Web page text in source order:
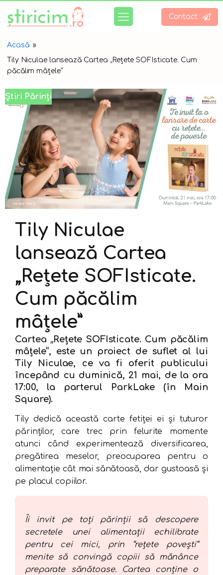
Contact
Acasă »
Tily Niculae lansează Cartea „Rețete SOFIsticate. Cum
păcălim mâțele”
Știri Părinți
Tily Niculae
lansează Cartea
„Rețete SOFIsticate.
Cum păcălim
mâțele”
Cartea „Rețete SOFIsticate. Cum păcălim
mâțele”, este un proiect de suflet al lui
Tily Niculae, ce va fi oferit publicului
începând cu duminică, 21 mai, de la ora
17:00, la parterul ParkLake (în Main
Square).
Tily dedică această carte fetiței ei și tuturor
părinților, care trec prin felurite momente
atunci când experimentează diversificarea,
pregătirea meselor, preocuparea pentru o
alimentație cât mai sănătoasă, dar gustoasă și
pe placul copiilor.
Îi invit pe toți părinții să descopere
secretele unei alimentații echilibrate
pentru cei mici, prin “rețete povești”
menite să convingă copiii să mănânce
preparate sănătoase. Cartea conține o